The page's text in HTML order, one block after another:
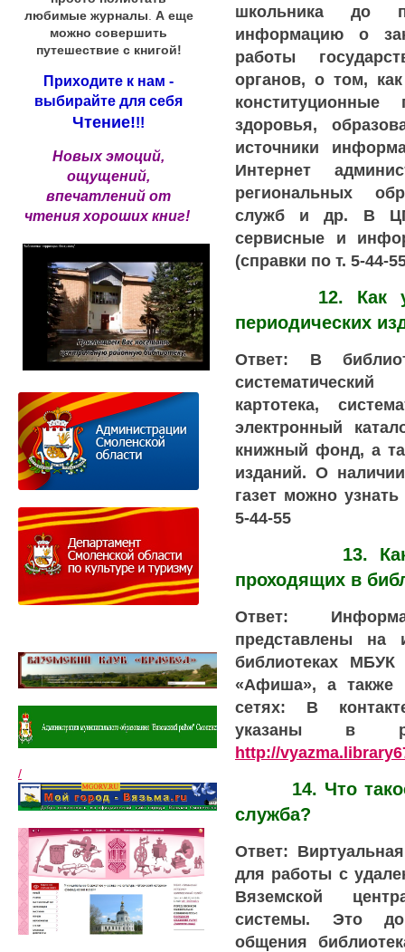
школьника до
информацию о
работы
органов, о том,
здоровья,
источники
Интернет
региональных
служб и др. В
сервисные и
(справки по т. 5-44-
12. Как
периодических
Ответ: В
картотека,
электронный
книжный фонд, а
изданий. О
газет можно
5-44-55
13. Как
проходящих в
Ответ:
представлены на
библиотеках
«Афиша», а также
сетях: В
указаны в
http://
14. Что такое
служба?
Ответ:
для работы с
Вяземской
системы. Это
общения
любимые журналы А еще
можно совершить
путешествие с книгой!
Приходите к нам -
выбирайте для себя
Чтение!!!
Новых эмоций,
ощущений,
впечатлений от
чтения хороших книг!
/